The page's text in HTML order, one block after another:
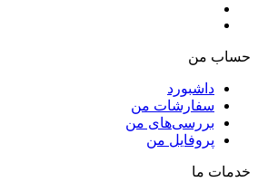
حساب من
داشبورد
سفارشات من
بررسی‌های من
پروفایل من
خدمات ما